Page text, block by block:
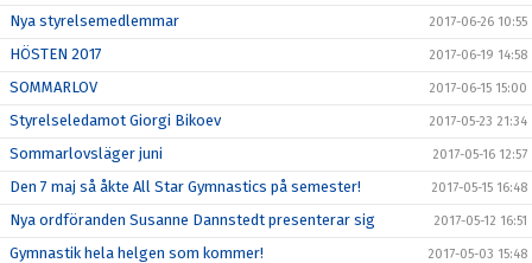
Nya styrelsemedlemmar 2017-06-26 10:55
HÖSTEN 2017 2017-06-19 14:58
SOMMARLOV 2017-06-15 15:00
Styrelseledamot Giorgi Bikoev 2017-05-23 21:34
Sommarlovsläger juni 2017-05-16 12:57
Den 7 maj så åkte All Star Gymnastics på semester! 2017-05-15 16:48
Nya ordföranden Susanne Dannstedt presenterar sig 2017-05-12 16:51
Gymnastik hela helgen som kommer! 2017-05-03 15:48